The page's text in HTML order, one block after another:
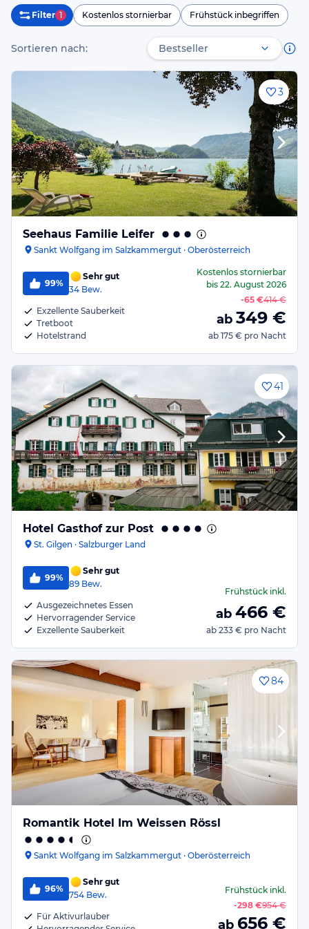
Filter 1 Kostenlos stornierbar Frühstück inbegriffen
Sortieren nach:
3
Seehaus Familie Leifer
Sankt Wolfgang im Salzkammergut · Oberösterreich
99%
Sehr gut
34 Bew.
Exzellente Sauberkeit
Tretboot
Hotelstrand
Kostenlos stornierbar
bis 22. August 2026
-65 €414 €
ab 349 €
ab 175 € pro Nacht
41
Hotel Gasthof zur Post
St. Gilgen · Salzburger Land
99%
Sehr gut
89 Bew.
Ausgezeichnetes Essen
Hervorragender Service
Exzellente Sauberkeit
Frühstückinkl.
ab 466 €
ab 233 € pro Nacht
84
Romantik Hotel Im Weissen Rössl
Sankt Wolfgang im Salzkammergut · Oberösterreich
96%
Sehr gut
754 Bew.
Für Aktivurlauber
Frühstückinkl.
-298 €954 €
ab 656 €